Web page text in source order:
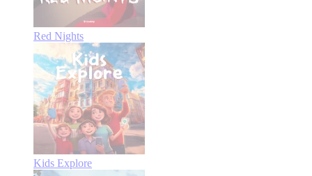
Red Nights
Kids Explore